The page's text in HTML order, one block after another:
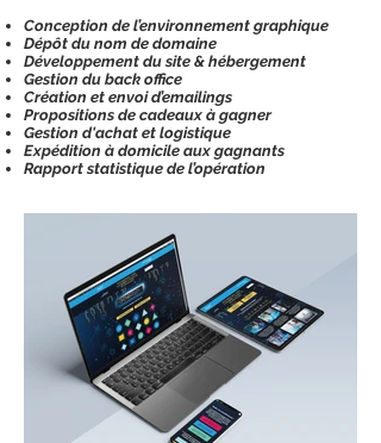
Conception de l’environnement graphique
Dépôt du nom de domaine
Développement du site & hébergement
Gestion du back office
Création et envoi d’emailings
Propositions de cadeaux à gagner
Gestion d'achat et logistique
Expédition à domicile aux gagnants
Rapport statistique de l’opération